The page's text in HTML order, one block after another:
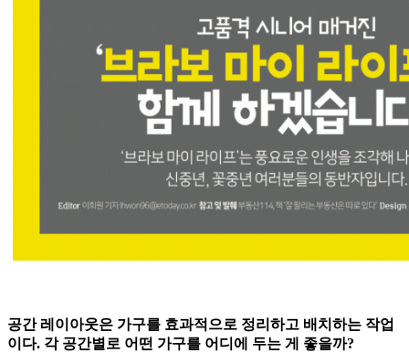
공간 레이아웃은 가구를 효과적으로 정리하고 배치하는 작업
이다. 각 공간별로 어떤 가구를 어디에 두는 게 좋을까?